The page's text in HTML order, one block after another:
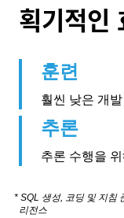
획기적인
훈련
훨씬 낮은 개
추론
추론 수행을
* SQL 생성, 코딩 및 지침
리전스